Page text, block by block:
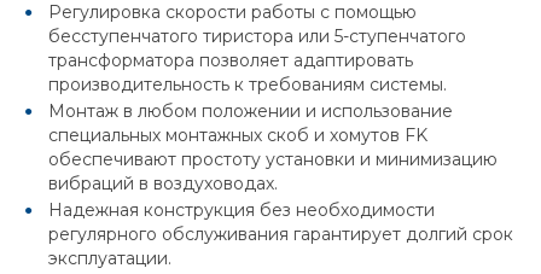
Регулировка скорости работы с помощью
бесступенчатого тиристора или 5-ступенчатого
трансформатора позволяет адаптировать
производительность к требованиям системы.
Монтаж в любом положении и использование
специальных монтажных скоб и хомутов FK
обеспечивают простоту установки и минимизацию
вибраций в воздуховодах.
Надежная конструкция без необходимости
регулярного обслуживания гарантирует долгий срок
эксплуатации.